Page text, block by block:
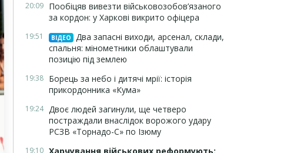
20:09 Пообіцяв вивезти військовозобов’язаного
за кордон: у Харкові викрито офіцера
19:51 ВІДЕО
Два запасні виходи, арсенал, склади,
спальня: мінометники облаштували
позицію під землею
19:38 Борець за небо і дитячі мрії: історія
прикордонника «Кума»
19:24 Двоє людей загинули, ще четверо
постраждали внаслідок ворожого удару
РСЗВ «Торнадо-С» по Ізюму
19:10